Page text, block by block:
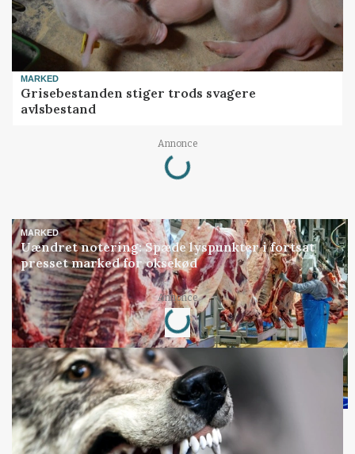
MARKED
Grisebestanden stiger trods svagere
avlsbestand
Annonce
Loading...
MARKED
Uændret notering: Spæde lyspunkter i fortsat
presset marked for oksekød
Annonce
Loading...